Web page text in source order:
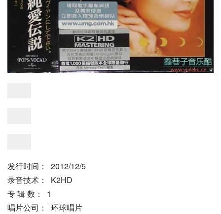
发行时间：  2012/12/5
录音技术：  K2HD
专 辑 数：  1
唱片公司：  环球唱片